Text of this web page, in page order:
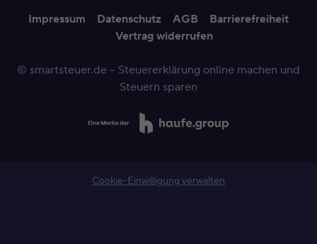
Impressum Datenschutz AGB
Barrierefreiheit
Vertrag widerrufen
© smartsteuer.de – Steuererklärung online machen und
Steuern sparen
Cookie-Einwilligung verwalten